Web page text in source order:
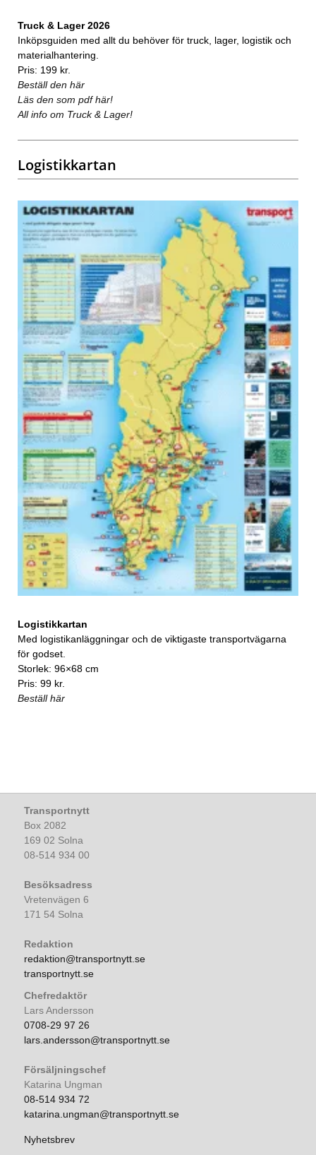
Truck & Lager 2026
Inköpsguiden med allt du behöver för truck, lager, logistik och
materialhantering.
Pris: 199 kr.
Beställ den här
Läs den som pdf här!
All info om Truck & Lager!
Logistikkartan
Logistikkartan
Med logistikanläggningar och de viktigaste transportvägarna
för godset.
Storlek: 96×68 cm
Pris: 99 kr.
Beställ här
Transportnytt
Box 2082
169 02 Solna
08-514 934 00
Besöksadress
Vretenvägen 6
171 54 Solna
Redaktion
redaktion@transportnytt.se
transportnytt.se
Chefredaktör
Lars Andersson
0708-29 97 26
lars.andersson@transportnytt.se
Försäljningschef
Katarina Ungman
08-514 934 72
katarina.ungman@transportnytt.se
Nyhetsbrev